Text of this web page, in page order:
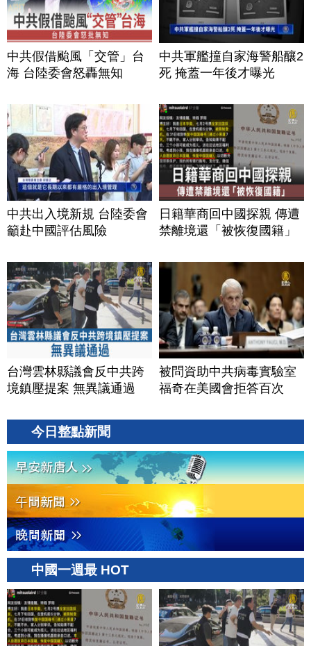
中共假借颱風「交管」台
海 台陸委會怒轟無知
中共軍艦撞自家海警船釀2
死 掩蓋一年後才曝光
中共出入境新規 台陸委會
籲赴中國評估風險
日籍華商回中國探親 傳遭
禁離境還「被恢復國籍」
台灣雲林縣議會反中共跨
境鎮壓提案 無異議通過
被問資助中共病毒實驗室
福奇在美國會拒答百次
今日整點新聞
中國一週最 HOT